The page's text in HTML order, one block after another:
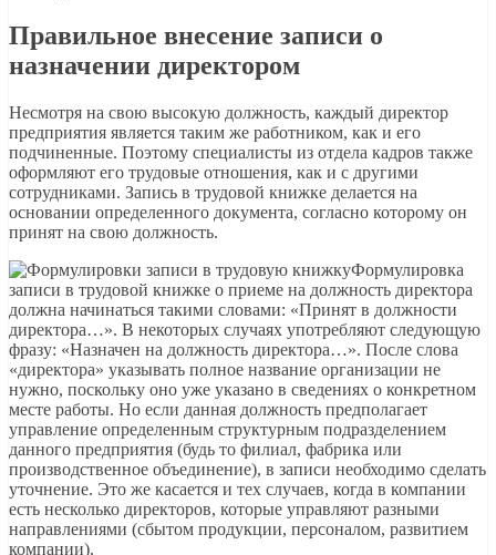
Правильное внесение записи о
назначении директором
Несмотря на свою высокую должность, каждый директор
предприятия является таким же работником, как и его
подчиненные. Поэтому специалисты из отдела кадров также
оформляют его трудовые отношения, как и с другими
сотрудниками. Запись в трудовой книжке делается на
основании определенного документа, согласно которому он
принят на свою должность.
Формулировка
записи в трудовой книжке о приеме на должность директора
должна начинаться такими словами: «Принят в должности
директора…». В некоторых случаях употребляют следующую
фразу: «Назначен на должность директора…». После слова
«директора» указывать полное название организации не
нужно, поскольку оно уже указано в сведениях о конкретном
месте работы. Но если данная должность предполагает
управление определенным структурным подразделением
данного предприятия (будь то филиал, фабрика или
производственное объединение), в записи необходимо сделать
уточнение. Это же касается и тех случаев, когда в компании
есть несколько директоров, которые управляют разными
направлениями (сбытом продукции, персоналом, развитием
компании).